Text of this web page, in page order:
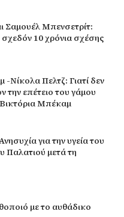
Σαμουέλ Μπενσετρίτ:
10 χρόνια σχέσης
Πελτζ: Γιατί δεν
την επέτειο του γάμου
Μπέκαμ
για την υγεία του
Παλατιού μετά τη
με το αυθάδικο